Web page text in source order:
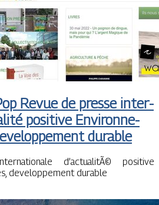
Revue de presse in­ter­
positive En­viron­ne­
durable
d’actualitÃ© positive
developpement durable